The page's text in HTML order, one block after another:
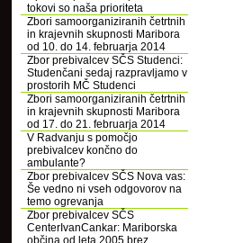
tokovi so naša prioriteta
Zbori samoorganiziranih četrtnih
in krajevnih skupnosti Maribora
od 10. do 14. februarja 2014
Zbor prebivalcev SČS Studenci:
Studenčani sedaj razpravljamo v
prostorih MČ Studenci
Zbori samoorganiziranih četrtnih
in krajevnih skupnosti Maribora
od 17. do 21. februarja 2014
V Radvanju s pomočjo
prebivalcev končno do
ambulante?
Zbor prebivalcev SČS Nova vas:
Še vedno ni vseh odgovorov na
temo ogrevanja
Zbor prebivalcev SČS
CenterIvanCankar: Mariborska
občina od leta 2005 brez